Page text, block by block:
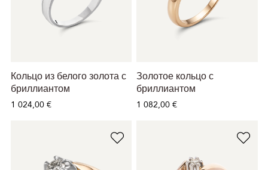
Кольцо из белого золота с
бриллиантом
1 024,00 €
Золотое кольцо с
бриллиантом
1 082,00 €